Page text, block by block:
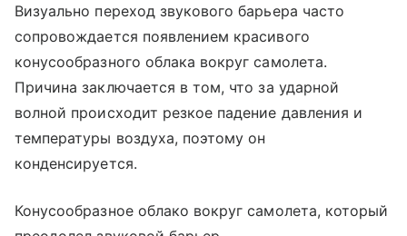
Визуально переход звукового барьера часто
сопровождается появлением красивого
конусообразного облака вокруг самолета.
Причина заключается в том, что за ударной
волной происходит резкое падение давления и
температуры воздуха, поэтому он
конденсируется.
Конусообразное облако вокруг самолета, который